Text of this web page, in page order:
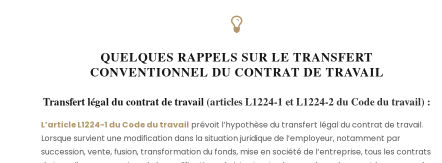
QUELQUES RAPPELS SUR LE TRANSFERT
CONVENTIONNEL DU CONTRAT DE TRAVAIL
Transfert légal du contrat de travail (articles L1224-1 etL1224-2 du Code du travail) :
L’articleL1224-1 du Code du travail prévoit l’hypothèse du transfert légal du contrat de travail.
Lorsque survient une modification dans la situation juridique de l’employeur, notamment par
succession, vente, fusion, transformation du fonds, mise en société de l’entreprise, tous les contrats